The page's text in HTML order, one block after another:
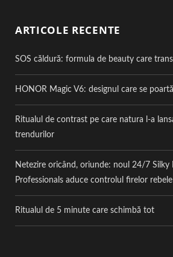
ARTICOLE RECENTE
SOS căldură: formula de beauty care
HONOR Magic V6: designul care se poartă
Ritualul de contrast pe care natura l-a
trendurilor
Netezire oricând, oriunde: noul 24/7 Silky
Professionals aduce controlul firelor
Ritualul de 5 minute care schimbă tot